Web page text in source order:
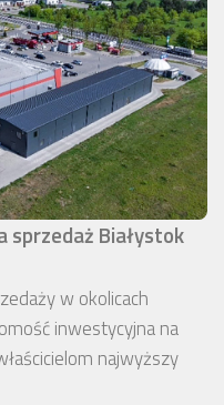
sprzedaż Białystok
w okolicach
inwestycyjna na
najwyższy